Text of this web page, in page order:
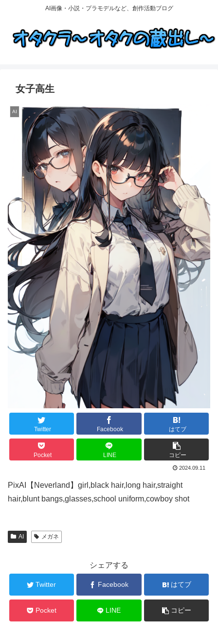
AI画像・小説・プラモデルなど、創作活動ブログ
女子高生
AI
Twitter Facebook はてブ
Pocket LINE コピー
2024.09.11
PixAI【Neverland】girl,black hair,long hair,straight
hair,blunt bangs,glasses,school uniform,cowboy shot
AI メガネ
シェアする
Twitter Facebook はてブ
Pocket LINE コピー